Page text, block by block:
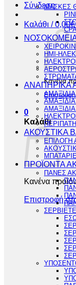
Σύνδεση
Καλάθι /0,00€
Κανένα
0
Καλάθι
Κανένα
Επιστροφή
ΜΑΣΚΕΣ
ΗΜΙ-
ΑΝΑΠΗΡΙΚΑ
ΑΚΟΥΣΤΙΚΑ
ΕΠΙΛΟΓΗ
ΠΡΟΪΟΝΤΑ
ΠΑΝΕΣ